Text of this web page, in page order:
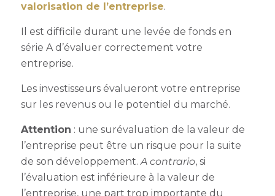
valorisation de l’entreprise.
Il est difficile durant une levée de fonds en
série Ad’évaluer correctement votre
entreprise.
Les investisseurs évalueront votre entreprise
sur les revenus ou le potentiel du marché.
Attention : une surévaluation de la valeur de
l’entreprise peut être un risque pour la suite
de son développement.A contrario, si
l’évaluation est inférieure à la valeur de
l’entreprise, une part trop importante du